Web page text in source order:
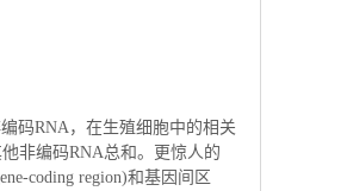
码RNA，在生殖细胞中的相关
非编码RNA总和。更惊人的
coding region)和基因间区